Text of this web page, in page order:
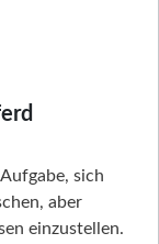
sich
aber
einzustellen.